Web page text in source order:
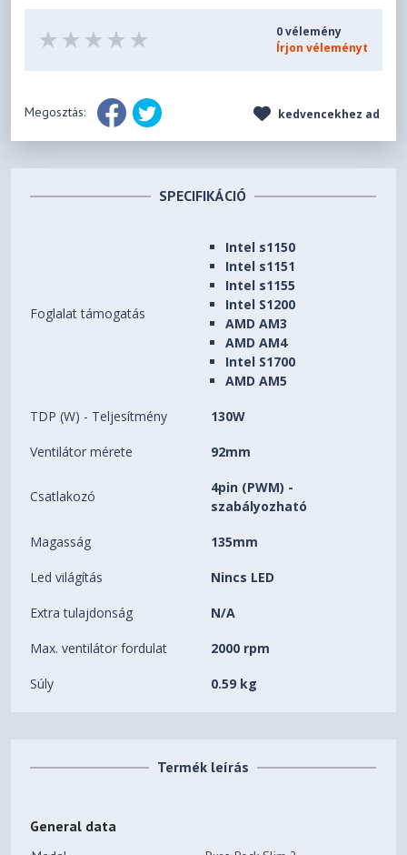
0 vélemény
Írjon véleményt
Megosztás: kedvencekhez ad
SPECIFIKÁCIÓ
Foglalat támogatás
Intel s1150
Intel s1151
Intel s1155
Intel S1200
AMD AM3
AMD AM4
Intel S1700
AMD AM5
TDP (W) - Teljesítmény 130W
Ventilátor mérete 92mm
Csatlakozó
4pin (PWM) -
szabályozható
Magasság 135mm
Led világítás Nincs LED
Extra tulajdonság N/A
Max. ventilátor fordulat 2000 rpm
Súly 0.59 kg
Termék leírás
General data